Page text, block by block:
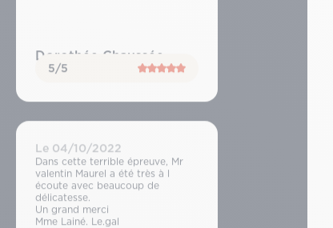
Dorothée Chaussée
5/5
Le 04/10/2022
Dans cette terrible épreuve, Mr
valentin Maurel a été très à l
écoute avec beaucoup de
délicatesse.
Un grand merci
Mme Lainé. Le.gal